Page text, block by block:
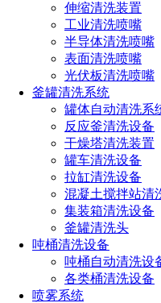
伸缩清洗装置
工业清洗喷嘴
半导体清洗喷嘴
表面清洗喷嘴
光伏板清洗喷嘴
釜罐清洗系统
罐体自动清洗系
反应釜清洗设备
干燥塔清洗装置
罐车清洗设备
拉缸清洗设备
混凝土搅拌站清
集装箱清洗设备
釜罐清洗头
吨桶清洗设备
吨桶自动清洗设
各类桶清洗设备
喷雾系统
如您对长原产品有采购
或加微信沟通！电话：
上一篇：电子厂房为什么需
下一篇： 定期清洁喷嘴的好
热门文章
喷嘴规格型号参数（
喷嘴的规格和型号选
消防喷头型号类型及
选型技巧）
喷雾器喷头的种类有
用）
喷头的种类有哪些（